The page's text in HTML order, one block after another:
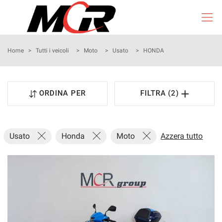
HOME
PREVENTIVI
Home > Tutti i veicoli > Moto > Usato > HONDA
ORDINA PER FILTRA (2)
Usato Honda Moto Azzera tutto
preferenze
di
pannello
ti
esprimere
tue